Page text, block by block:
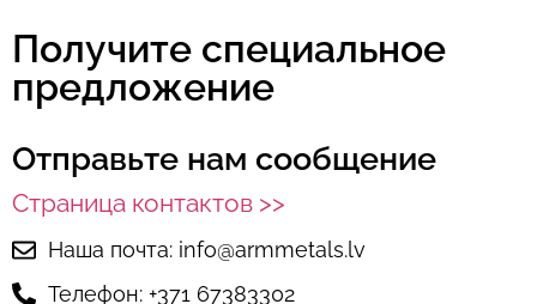
Получите специальное
предложение
Отправьте нам сообщение
Страница контактов >>
Наша почта: info@armmetals.lv
Телефон: +371 67383302